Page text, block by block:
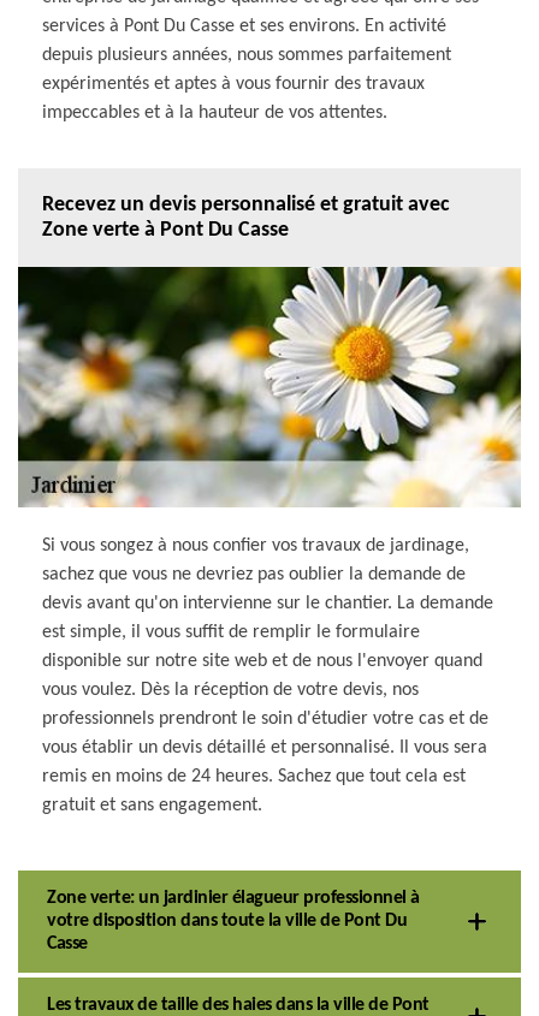
services à Pont Du Casse et ses environs. En activité
depuis plusieurs années, nous sommes parfaitement
expérimentés et aptes à vous fournir des travaux
impeccables et à la hauteur de vos attentes.
Recevez un devis personnalisé et gratuit avec
Zone verte à Pont Du Casse
Si vous songez à nous confier vos travaux de jardinage,
sachez que vous ne devriez pas oublier la demande de
devis avant qu'on intervienne sur le chantier. La demande
est simple, il vous suffit de remplir le formulaire
disponible sur notre site web et de nous l'envoyer quand
vous voulez. Dès la réception de votre devis, nos
professionnels prendront le soin d'étudier votre cas et de
vous établir un devis détaillé et personnalisé. Il vous sera
remis en moins de 24 heures. Sachez que tout cela est
gratuit et sans engagement.
Zone verte: un jardinier élagueur professionnel à
votre disposition dans toute la ville de Pont Du
Casse
Les travaux de taille des haies dans la ville de Pont